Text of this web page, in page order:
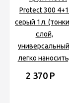
2 370 Р